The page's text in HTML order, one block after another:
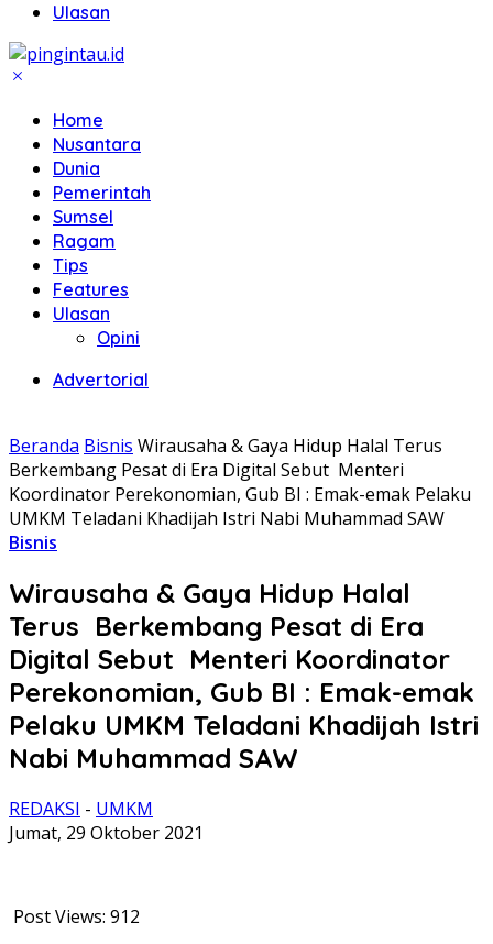
Ulasan
Home
Nusantara
Dunia
Pemerintah
Sumsel
Ragam
Tips
Features
Ulasan
Opini
Advertorial
Beranda Bisnis Wirausaha & Gaya Hidup Halal Terus
Berkembang Pesat di Era Digital Sebut Menteri
Koordinator Perekonomian, Gub BI : Emak-emak Pelaku
UMKM Teladani Khadijah Istri Nabi Muhammad SAW
Bisnis
Wirausaha & Gaya Hidup Halal
Terus Berkembang Pesat di Era
Digital Sebut Menteri Koordinator
Perekonomian, Gub BI : Emak-emak
Pelaku UMKM Teladani Khadijah Istri
Nabi Muhammad SAW
REDAKSI - UMKM
Jumat, 29 Oktober 2021
Post Views: 912